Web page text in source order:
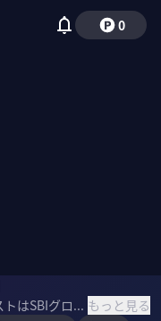
0
今回のPIVOT TALKのゲストはSBIグローバルアセットマネジメント代表の朝倉智也氏。同氏が語る現在の株高にある怖さとは。 ＜目次＞ もっと見る